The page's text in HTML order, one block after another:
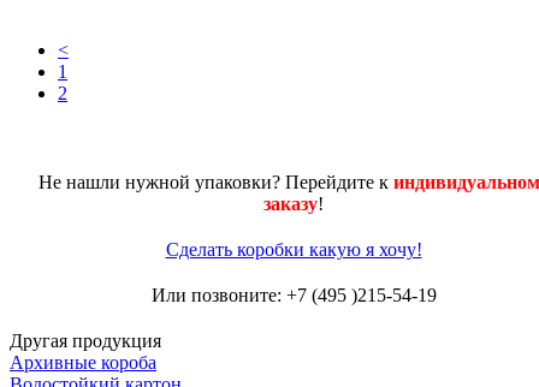
<
1
2
Не нашли нужной упаковки? Перейдите к
заказу!
Сделать коробки какую я хочу!
Или позвоните: +7 (495 )215-54-19
Другая продукция
Архивные короба